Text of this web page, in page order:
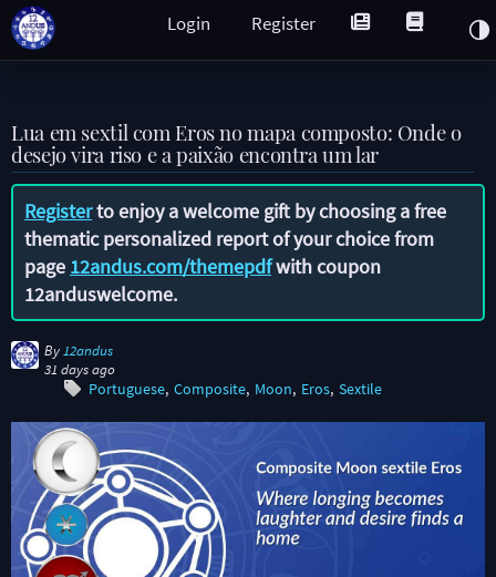
Register
Login
Lua em sextil com Eros no mapa composto: Onde o
desejo vira riso e a paixão encontra um lar
Registerto enjoy a welcome gift by choosing a free
thematic personalized report of your choice from
page 12andus.com/themepdfwith coupon
12anduswelcome.
By 12andus
31 days ago
Portuguese Composite Moon Eros Sextile